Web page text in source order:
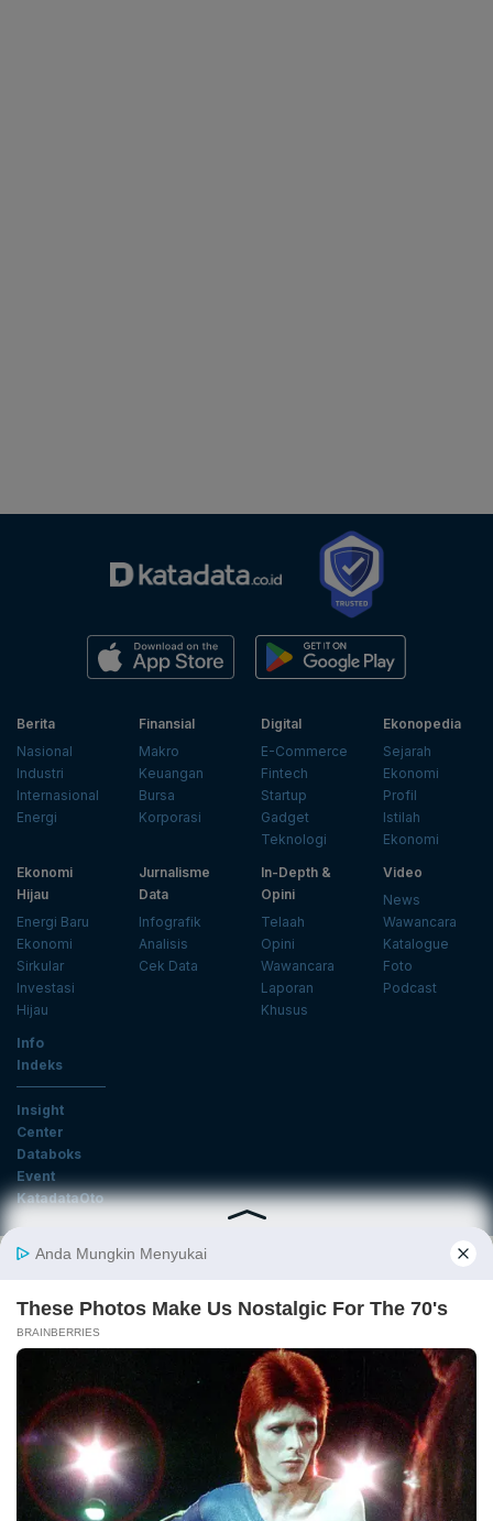
Berita
Nasional
Industri
Internasional
Energi
Finansial
Makro
Keuangan
Bursa
Korporasi
Digital
E-Commerce
Fintech
Startup
Gadget
Teknologi
Ekonopedia
Sejarah
Ekonomi
Profil
Istilah
Ekonomi
Ekonomi
Hijau
Energi Baru
Ekonomi
Sirkular
Investasi
Hijau
Jurnalisme
Data
Infografik
Analisis
Cek Data
In-Depth &
Opini
Telaah
Opini
Wawancara
Laporan
Khusus
Video
News
Wawancara
Katalogue
Foto
Podcast
Info
Indeks
Insight
Center
Databoks
Event
KatadataOto
Langganan Newsletter
Daftar
Ikuti Kami
Tentang Katadata Advertising Karier
Pedoman Media Siber
Kebijakan Privasi
Disclaimer
Hubungi Kami
©2026 Katadata. Hak cipta dilindungi Undang-undang.